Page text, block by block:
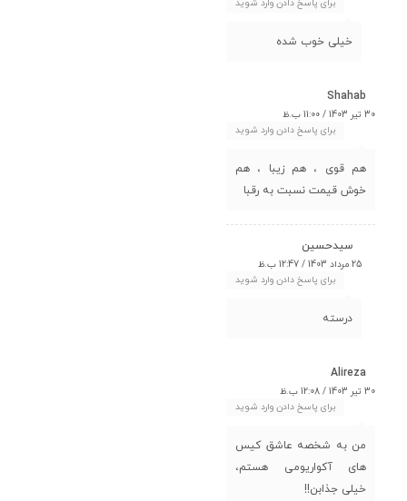
برای پاسخ دادن وارد شوید
خیلی خوب شده
Shahab
30 تیر 1403 / 11:00 ب.ظ
برای پاسخ دادن وارد شوید
هم قوی ، هم زیبا ، هم
خوش قیمت نسبت به رقبا
سیدحسین
25 مرداد 1403 / 12:47 ب.ظ
برای پاسخ دادن وارد شوید
درسته
Alireza
30 تیر 1403 / 12:08 ب.ظ
برای پاسخ دادن وارد شوید
من به شخصه عاشق کیس
های آکواریومی هستم،
خیلی جذابن!!